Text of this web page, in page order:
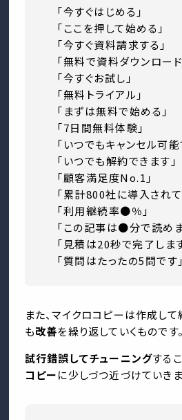
「今すぐはじめる」
「ここを押して始める」
「今すぐ資料請求する」
「無料で資料ダウンロード
「今すぐお試し」
「無料トライアル」
「まずは無料で始める」
「7日間無料体験」
「いつでもキャンセル可能
「いつでも解約できます」
「顧客満足度No.1」
「累計800社に導入されて
「利用継続率●％」
「この記事は●分で読めま
「見積は20秒で完了しま
「質問はたったの5問です」
また、マイクロコピーは作成し
も改善を繰り返していくものです。
試行錯誤してチューニングする
コピーに少しづつ近づけていきま